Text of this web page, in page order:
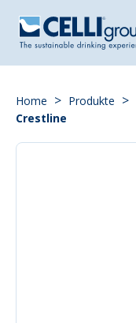
Home > Produkte >
Crestline